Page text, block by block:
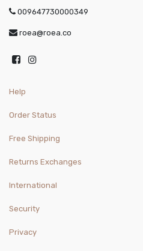
009647730000349
roea@roea.co
Help
Order Status
Free Shipping
Returns Exchanges
International
Security
Privacy